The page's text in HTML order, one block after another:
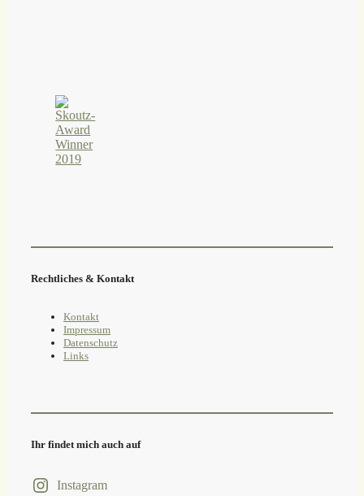
Rechtliches & Kontakt
Kontakt
Impressum
Datenschutz
Links
Ihr findet mich auch auf
Instagram